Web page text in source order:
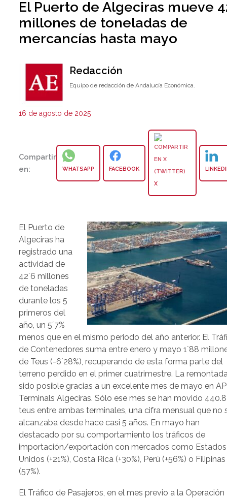
El Puerto de Algeciras mueve
millones de toneladas de
mercancías hasta mayo
Redacción
Equipo de redacción de Andalucía Económica.
16 de agosto de 2025
Compartir
en:
WHATSAPP FACEBOOK
X
El Puerto de
Algeciras ha
registrado una
actividad de
42´6 millones
de toneladas
durante los 5
primeros del
año, un 5´7%
menos que en el mismo periodo del año anterior. El
de Contenedores suma entre enero y mayo 1´88
de Teus (-6´28%), recuperando de esta forma parte del
terreno perdido en el primer cuatrimestre. La
sido posible gracias a un excelente mes de mayo en
Terminals Algeciras. Sólo ese mes se han movido
teus entre ambas terminales, una cifra mensual que no
alcanzaba desde hace casi 5 años. En mayo han
destacado por su comportamiento los tráficos de
importación/exportación con mercados como Estados
Unidos (+21%), Costa Rica (+30%), Perú (+56%) o Filipinas
(57%).
El Tráfico de Pasajeros, en el mes previo a la Operación